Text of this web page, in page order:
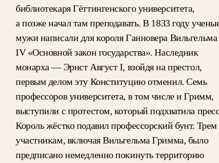
библиотекаря Гёттингенского университета,
а позже начал там преподавать. В 1833 году
мужи написали для короля Ганновера Вильгельма
IV «Основной закон государства». Наследник
монарха — Эрнст Август I, взойдя на престол,
первым делом эту Конституцию отменил. Семь
профессоров университета, в том числе и Гримм,
выступили с протестом, который подхватила
Король жёстко подавил профессорский бунт. Трем
участникам, включая Вильгельма Гримма, было
предписано немедленно покинуть территорию